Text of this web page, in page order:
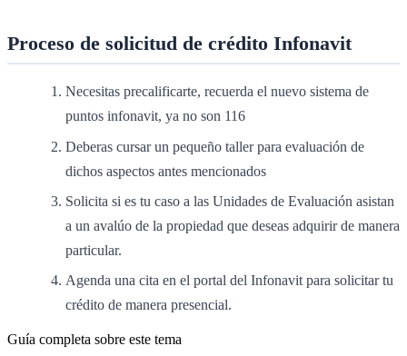
Proceso de solicitud de crédito Infonavit
Necesitas precalificarte, recuerda el nuevo sistema de
puntos infonavit, ya no son 116
Deberas cursar un pequeño taller para evaluación de
dichos aspectos antes mencionados
Solicita si es tu caso a las Unidades de Evaluación asistan
a un avalúo de la propiedad que deseas adquirir de manera
particular.
Agenda una cita en el portal del Infonavit para solicitar tu
crédito de manera presencial.
Guía completa sobre este tema